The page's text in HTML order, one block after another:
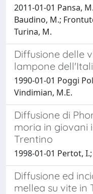
2011-01-01 Pansa,
Baudino, M.;
Turina, M.
Diffusione delle
lampone
1990-01-01 Poggi
Vindimian, M.E.
Diffusione di
moria in giovani
Trentino
1998-01-01 Pertot,
Diffusione ed
mellea su vite in